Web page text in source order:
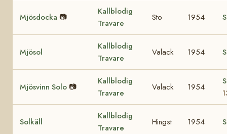
Mjösdocka 📷
Kallblodig
Travare
Sto 1954
Mjösol
Kallblodig
Travare
Valack 1954
Mjösvinn Solo 📷
Kallblodig
Travare
Valack 1954
Solkäll
Kallblodig
Travare
Hingst 1954